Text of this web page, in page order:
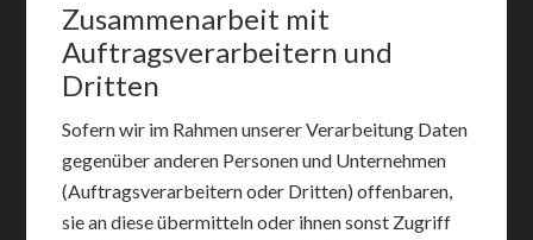
Zusammenarbeit mit
Auftragsverarbeitern und
Dritten
Sofern wir im Rahmen unserer Verarbeitung Daten
gegenüber anderen Personen und Unternehmen
(Auftragsverarbeitern oder Dritten) offenbaren,
sie an diese übermitteln oder ihnen sonst Zugriff